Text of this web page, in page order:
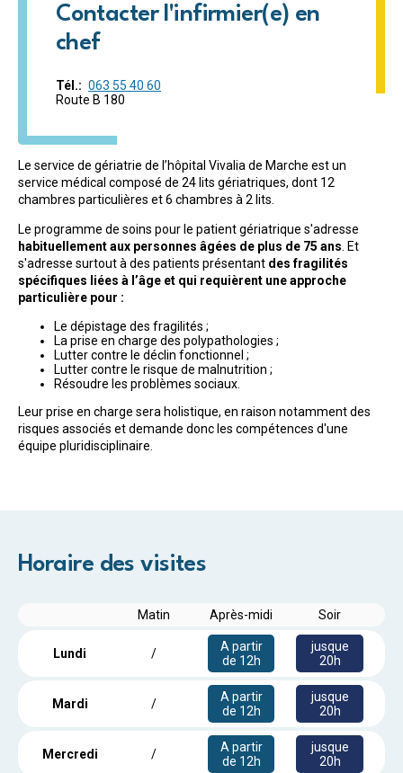
Le service de gériatrie de l’hôpital Vivalia de Marche est un
service médical composé de 24 lits gériatriques, dont 12
chambres particulières et 6 chambres à 2 lits.
Le programme de soins pour le patient gériatrique s'adresse
habituellement aux personnes âgées de plus de 75 ans . Et
s'adresse surtout à des patients présentant des fragilités
spécifiques liées à l’âge et qui requièrent une approche
particulière pour :
Le dépistage des fragilités ;
La prise en charge des polypathologies ;
Lutter contre le déclin fonctionnel ;
Lutter contre le risque de malnutrition ;
Résoudre les problèmes sociaux.
Leur prise en charge sera holistique, en raison notamment des
risques associés et demande donc les compétences d'une
équipe pluridisciplinaire.
Contacter l'infirmier(e) en
chef
Tél.
063 55 40 60
Route B 180
Horaire des visites
Matin Après-midi Soir
Lundi /
A partir
de 12h
jusque
20h
Mardi /
A partir
de 12h
jusque
20h
Mercredi /
A partir
de 12h
jusque
20h